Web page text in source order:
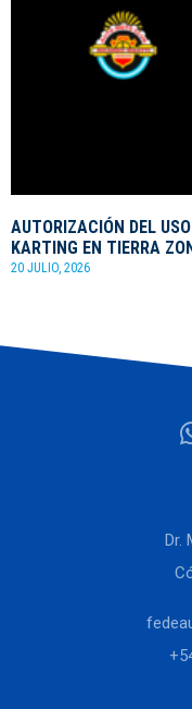
AUTORIZACIÓN DEL
KARTING EN TIERRA
20 JULIO, 2026
Dr.